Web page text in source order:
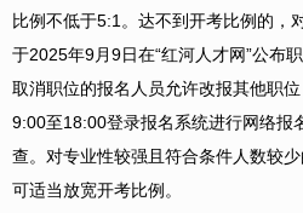
比例不低于5:1。达不到开考比例的，
于2025年9月9日在“红河人才网”公布
取消职位的报名人员允许改报其他职
9:00至18:00登录报名系统进行网络报
查。对专业性较强且符合条件人数较
可适当放宽开考比例。